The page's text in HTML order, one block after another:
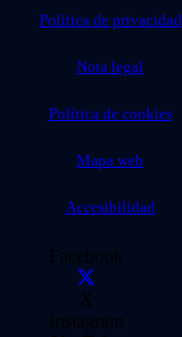
Política de privacidad
Nota legal
Política de cookies
Mapa web
Accesibilidad
Facebook
X
Instagram